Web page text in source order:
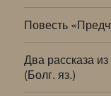
Повесть
Два рассказа
(Болг. яз.)